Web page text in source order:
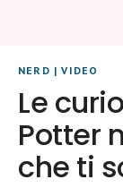
NERD |VIDEO
Le
Potter
che ti